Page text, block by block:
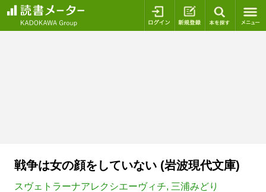
ログイン 新規登録
戦争は女の顔をしていない (岩波現代文庫)
スヴェトラーナアレクシエーヴィチ, 三浦みどり